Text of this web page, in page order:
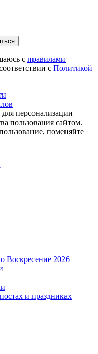
с правилами
с Политикой
для персонализации
пользования сайтом.
поменяйте
Воскресение 2026
и праздниках